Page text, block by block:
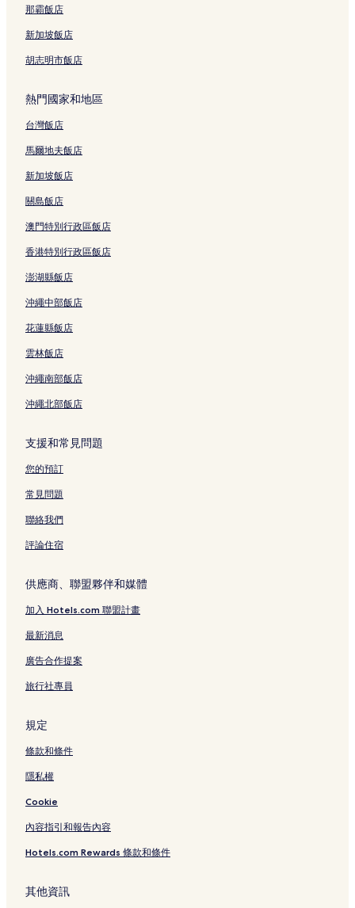
一中街夜市的旅館
一中街夜市的青年旅館
台中的旅館
台中的民宿
秋紅谷景觀生態公園的旅館
新社區的民宿
臺中榮民總醫院附近的飯店
崇光百貨附近的飯店
道禾六藝文化館附近的飯店
臺中市洲際棒球場附近的飯店
台中文化創意產業園區附近的飯店
中國醫藥大學附近的飯店
成功嶺營區附近的飯店
保安宮附近的飯店
東海大學附近的飯店
台中太原火車站附近的飯店
高鐵台中站附近的飯店
忠孝夜市附近的飯店
台中大遠百百貨附近的飯店
台中清水火車站附近的飯店
動漫彩繪巷附近的飯店
那霸飯店
新加坡飯店
胡志明市飯店
熱門國家和地區
台灣飯店
馬爾地夫飯店
新加坡飯店
關島飯店
澳門特別行政區飯店
香港特別行政區飯店
澎湖縣飯店
沖繩中部飯店
花蓮縣飯店
雲林飯店
沖繩南部飯店
沖繩北部飯店
支援和常見問題
您的預訂
常見問題
聯絡我們
評論住宿
供應商、聯盟夥伴和媒體
加入 Hotels.com 聯盟計畫
最新消息
廣告合作提案
旅行社專員
規定
條款和條件
隱私權
Cookie
內容指引和報告內容
Hotels.com Rewards 條款和條件
其他資訊